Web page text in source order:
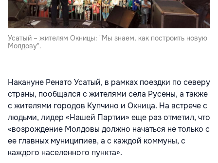
Усатый – жителям Окницы: "Мы знаем, как построить новую
Молдову".
Накануне Ренато Усатый, в рамках поездки по северу
страны, пообщался с жителями села Русены, а также
с жителями городов Купчино и Окница. На встрече с
людьми, лидер «Нашей Партии» еще раз отметил, что
«возрождение Молдовы должно начаться не только с
ее главных муниципиев, а с каждой коммуны, с
каждого населенного пункта».